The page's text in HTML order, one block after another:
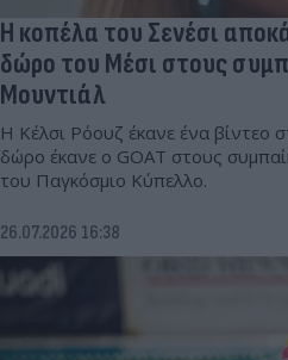
Η κοπέλα του Σενέσι
δώρο του Μέσι στους
Μουντιάλ
Η Κέλσι Ρόουζ έκανε ένα βίντεο
δώρο έκανε ο GOAT στους
του Παγκόσμιο Κύπελλο.
26.07.2026 16:38